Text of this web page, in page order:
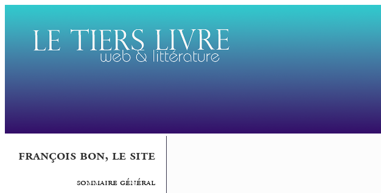
françois bon, le site
sommaire général